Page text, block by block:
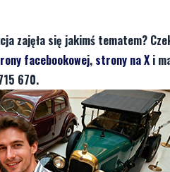
zajęła się jakimś tematem?
facebookowej, strony na X i
670.